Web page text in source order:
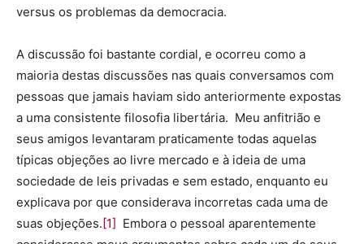
versus os problemas da democracia.
A discussão foi bastante cordial, e ocorreu como a
maioria destas discussões nas quais conversamos com
pessoas que jamais haviam sido anteriormente expostas
a uma consistente filosofia libertária. Meu anfitrião e
seus amigos levantaram praticamente todas aquelas
típicas objeções ao livre mercado e à ideia de uma
sociedade de leis privadas e sem estado, enquanto eu
explicava por que considerava incorretas cada uma de
suas objeções. [1] Embora o pessoal aparentemente